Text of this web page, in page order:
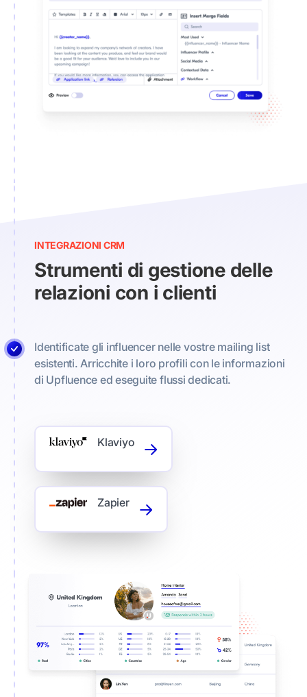
INTEGRAZIONI CRM
Strumenti di gestione delle
relazioni con i clienti
Identificate gli influencer nelle vostre mailing list
esistenti. Arricchite i loro profili con le informazioni
di Upfluence ed eseguite flussi dedicati.
Klaviyo
Zapier